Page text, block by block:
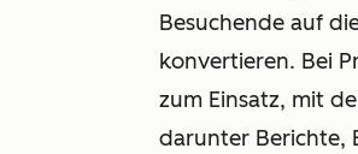
Besuchende auf
konvertieren. Bei
zum Einsatz, mit
darunter Berichte,